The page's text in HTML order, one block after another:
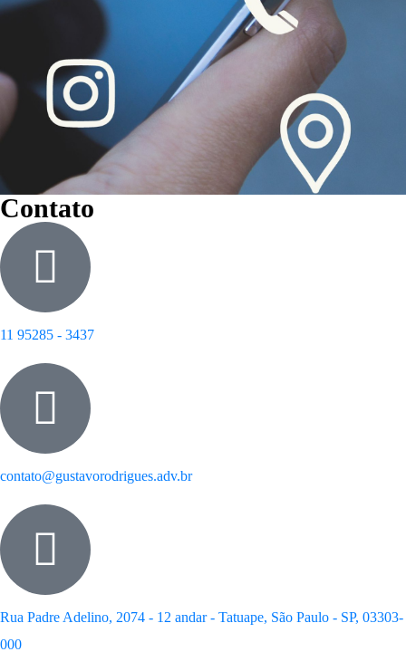
Contato
11 95285 - 3437
contato@gustavorodrigues.adv.br
Rua Padre Adelino, 2074 - 12 andar - Tatuape, São Paulo - SP, 03303-
000